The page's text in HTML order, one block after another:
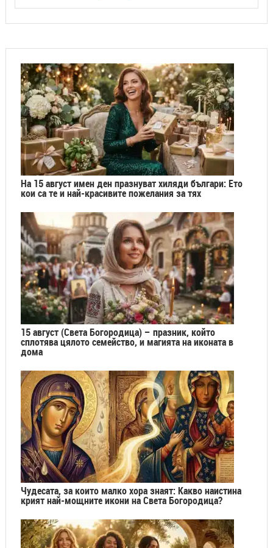
На 15 август имен ден празнуват хиляди българи: Ето
кои са те и най-красивите пожелания за тях
15 август (Света Богородица) – празник, който
сплотява цялото семейство, и магията на иконата в
дома
Чудесата, за които малко хора знаят: Какво наистина
крият най-мощните икони на Света Богородица?